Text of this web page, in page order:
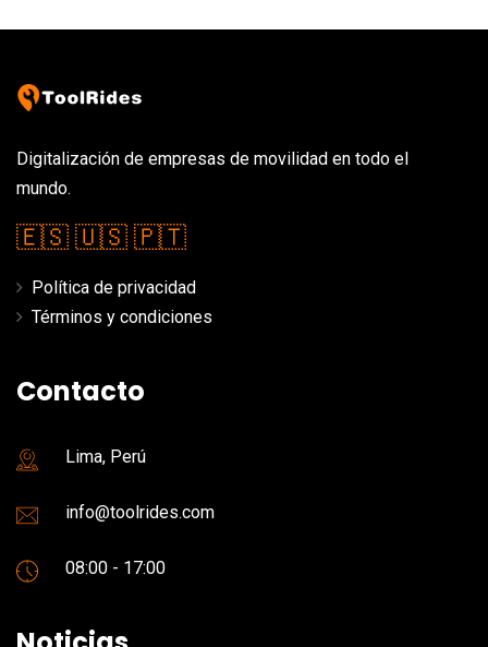
Digitalización de empresas de movilidad en todo el
mundo.
🇪🇸 🇺🇸 🇵🇹
Política de privacidad
Términos y condiciones
Contacto
Lima, Perú
info@toolrides.com
08:00 - 17:00